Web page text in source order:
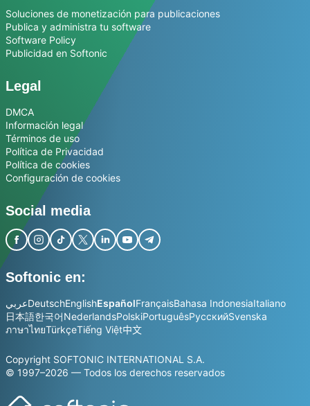
Soluciones de monetización para publicaciones
Publica y administra tu software
Software Policy
Publicidad en Softonic
Legal
DMCA
Información legal
Términos de uso
Política de Privacidad
Política de cookies
Configuración de cookies
Social media
Softonic en:
عربيDeutschEnglishEspañolFrançaisBahasa IndonesiaItaliano
日本語한국어NederlandsPolskiPortuguêsРусскийSvenska
ภาษาไทยTürkçeTiếng Việt中文
Copyright SOFTONIC INTERNATIONAL S.A.
© 1997–2026 — Todos los derechos reservados